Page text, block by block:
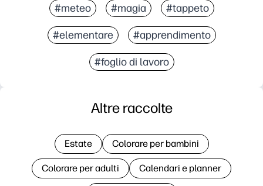
#meteo #magia #tappeto
#elementare #apprendimento
#foglio di lavoro
Altre raccolte
Estate Colorare per bambini
Colorare per adulti Calendari e planner